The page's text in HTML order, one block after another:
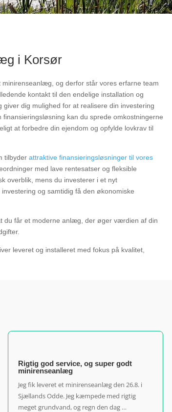
i Korsør
og derfor står vores erfarne team
kontakt til den endelige installation og
dig mulighed for at realisere din investering
kan du sprede omkostningerne
at forbedre din ejendom og opfylde lovkrav til
tilbyderattraktive finansieringsløsninger til vores
med lave rentesatser og fleksible
overblik, mens du investerer i et nyt
og samtidig få den økonomiske
du får et moderne anlæg, der øger værdien af din
leveret og installeret med fokus på kvalitet,
Rigtig god service, og super godt
minirenseanlæg
Jeg fik leveret et minirenseanlæg den 26.8. i
Sjællands Odde. Jeg kæmpede med rigtig
meget grundvand, og regn den dag …